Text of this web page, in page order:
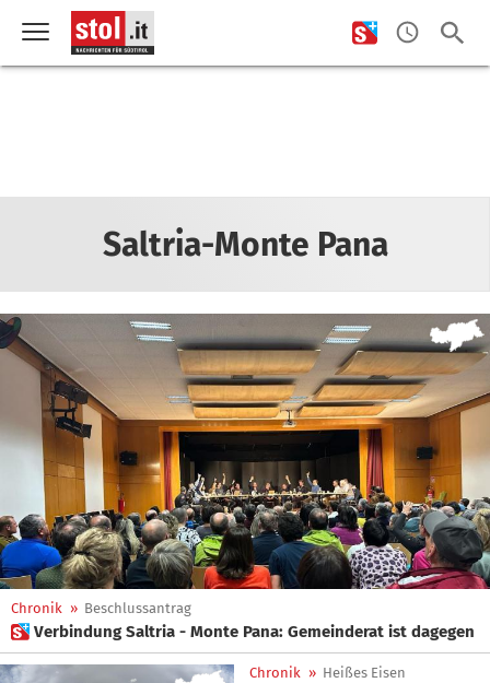
Saltria-Monte Pana
Chronik » Beschlussantrag
 Verbindung Saltria - Monte Pana: Gemeinderat ist dagegen
Chronik » Heißes Eisen